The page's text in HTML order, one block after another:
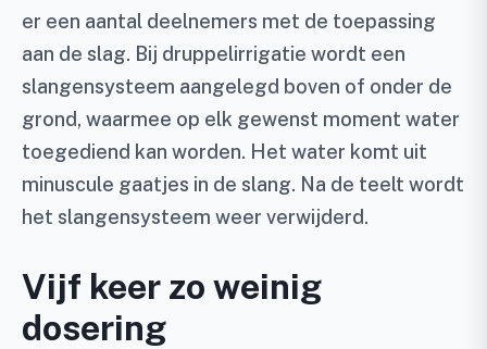
er een aantal deelnemers met de toepassing
aan de slag. Bij druppelirrigatie wordt een
slangensysteem aangelegd boven of onder de
grond, waarmee op elk gewenst moment water
toegediend kan worden. Het water komt uit
minuscule gaatjes in de slang. Na de teelt wordt
het slangensysteem weer verwijderd.
Vijf keer zo weinig
dosering